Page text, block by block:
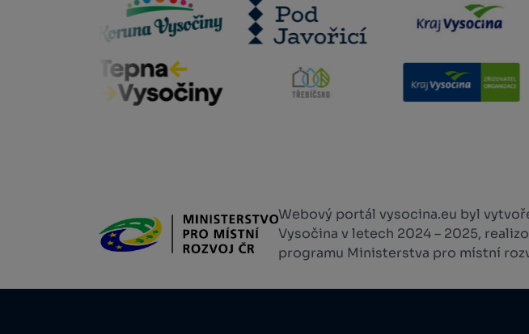
Webový portál vysocina.eu byl
Vysočina v letech 2024 – 2025,
programu Ministerstva pro místní